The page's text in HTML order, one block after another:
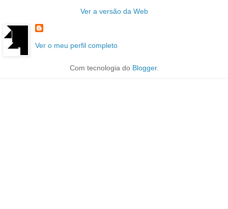
Ver a versão da Web
Ver o meu perfil completo
Com tecnologia do Blogger.